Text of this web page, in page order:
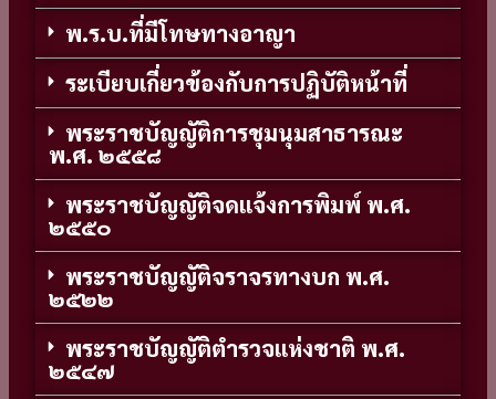
พ.ร.บ.ที่มีโทษทางอาญา
ระเบียบเกี่ยวข้องกับการปฏิบัติหน้าที่
พระราชบัญญัติการชุมนุมสาธารณะ
พ.ศ. ๒๕๕๘
พระราชบัญญัติจดแจ้งการพิมพ์ พ.ศ.
๒๕๕๐
พระราชบัญญัติจราจรทางบก พ.ศ.
๒๕๒๒
พระราชบัญญัติตำรวจแห่งชาติ พ.ศ.
๒๕๔๗